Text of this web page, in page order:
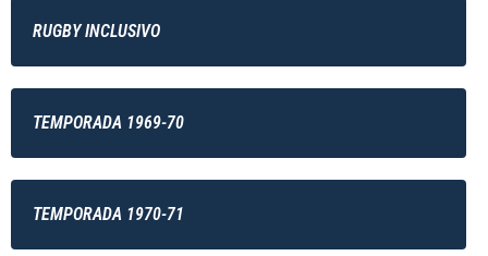
RUGBY INCLUSIVO
TEMPORADA 1969-70
TEMPORADA 1970-71